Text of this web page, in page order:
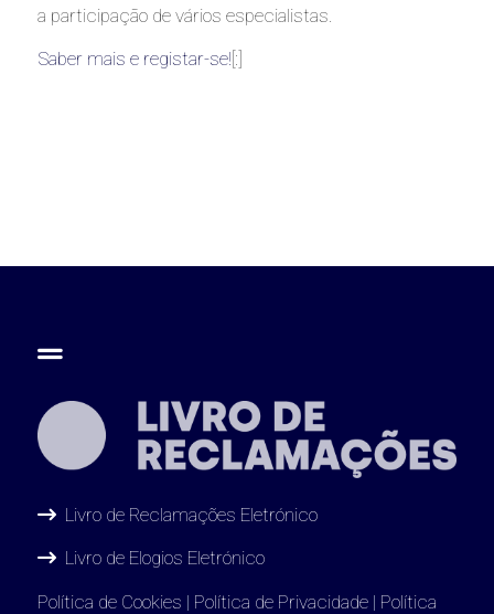
a participação de vários especialistas.
Saber mais e registar-se! [:]
Livro de Reclamações Eletrónico
Livro de Elogios Eletrónico
Política de Cookies | Política de Privacidade| Política